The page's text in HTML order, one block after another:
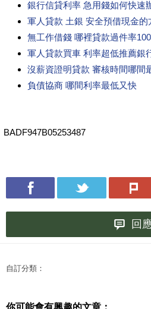
銀行信貸利率 急用錢如何快速
軍人貸款 土銀 安全預借現金的
無工作借錢 哪裡貸款過件率
軍人貸款買車 利率超低推薦銀
沒薪資證明貸款 審核時間哪間
負債協商 哪間利率最低又快
BADF947B05253487
回
自訂分類：
你可能會有興趣的文章：